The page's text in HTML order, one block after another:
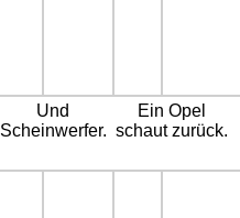
Und
Scheinwerfer.
Ein Opel
schaut zurück.